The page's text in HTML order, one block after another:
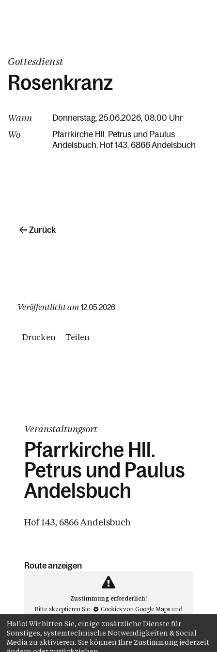
Gottesdienst
Rosenkranz
Wann Donnerstag, 25.06.2026, 08:00 Uhr
Wo
Pfarrkirche Hll. Petrus und Paulus
Andelsbuch Hof 143 6866 Andelsbuch
Veröffentlicht am 12.05.2026
Drucken Teilen
Zurück
Veranstaltungsort
Pfarrkirche Hll.
Petrus und Paulus
Andelsbuch
Hof 143, 6866 Andelsbuch
Route anzeigen
Zustimmung erforderlich!
Bitte akzeptieren Sie
Cookies von Google Mapsund
können.##
Hallo! Wir bitten Sie, einige zusätzliche Dienste für
Sonstiges, systemtechnische Notwendigkeiten & Social
Media zu aktivieren. Sie können Ihre Zustimmung jederzeit